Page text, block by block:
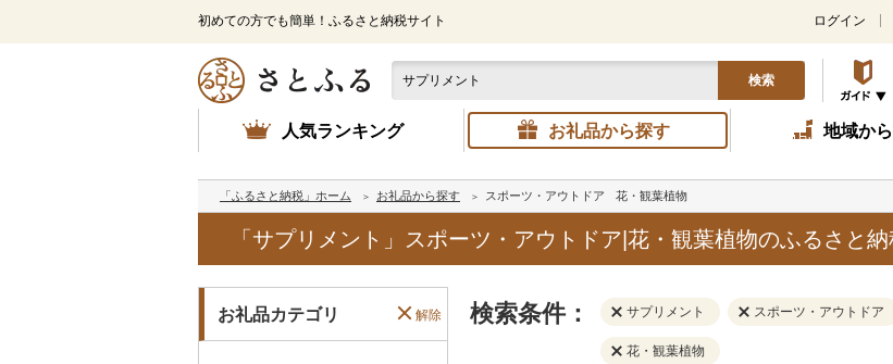
初めての方でも簡単！ふるさと納税サイト ログイン
検索
人気ランキング お礼品から探す 地域か
「ふるさと納税」ホーム お礼品から探す スポーツ・アウトドア 花・観葉植物
「サプリメント」スポーツ・アウトドア|花・観葉植物のふるさと
お礼品カテゴリ 解除 検索条件： サプリメント スポーツ・アウトドア
花・観葉植物